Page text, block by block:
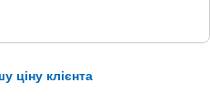
ціну клієнта